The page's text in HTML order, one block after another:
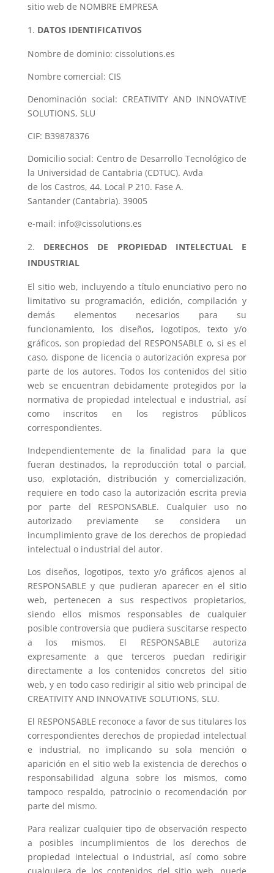
sitio web de NOMBRE EMPRESA
DATOS IDENTIFICATIVOS
Nombre de dominio: cissolutions.es
Nombre comercial: CIS
Denominación social: CREATIVITY AND INNOVATIVE
SOLUTIONS, SLU
CIF: B39878376
Domicilio social: Centro de Desarrollo Tecnológico de
la Universidad de Cantabria (CDTUC). Avda
de los Castros, 44. Local P 210. Fase A.
Santander (Cantabria). 39005
e-mail: info@cissolutions.es
DERECHOS DE PROPIEDAD INTELECTUAL E
INDUSTRIAL
El sitio web, incluyendo a título enunciativo pero no
limitativo su programación, edición, compilación y
demás elementos necesarios para su
funcionamiento, los diseños, logotipos, texto y/o
gráficos, son propiedad del RESPONSABLE o, si es el
caso, dispone de licencia o autorización expresa por
parte de los autores. Todos los contenidos del sitio
web se encuentran debidamente protegidos por la
normativa de propiedad intelectual e industrial, así
como inscritos en los registros públicos
correspondientes.
Independientemente de la finalidad para la que
fueran destinados, la reproducción total o parcial,
uso, explotación, distribución y comercialización,
requiere en todo caso la autorización escrita previa
por parte del RESPONSABLE. Cualquier uso no
autorizado previamente se considera un
incumplimiento grave de los derechos de propiedad
intelectual o industrial del autor.
Los diseños, logotipos, texto y/o gráficos ajenos al
RESPONSABLE y que pudieran aparecer en el sitio
web, pertenecen a sus respectivos propietarios,
siendo ellos mismos responsables de cualquier
posible controversia que pudiera suscitarse respecto
a los mismos. El RESPONSABLE autoriza
expresamente a que terceros puedan redirigir
directamente a los contenidos concretos del sitio
web, y en todo caso redirigir al sitio web principal de
CREATIVITY AND INNOVATIVE SOLUTIONS, SLU.
El RESPONSABLE reconoce a favor de sus titulares los
correspondientes derechos de propiedad intelectual
e industrial, no implicando su sola mención o
aparición en el sitio web la existencia de derechos o
responsabilidad alguna sobre los mismos, como
tampoco respaldo, patrocinio o recomendación por
parte del mismo.
Para realizar cualquier tipo de observación respecto
a posibles incumplimientos de los derechos de
propiedad intelectual o industrial, así como sobre